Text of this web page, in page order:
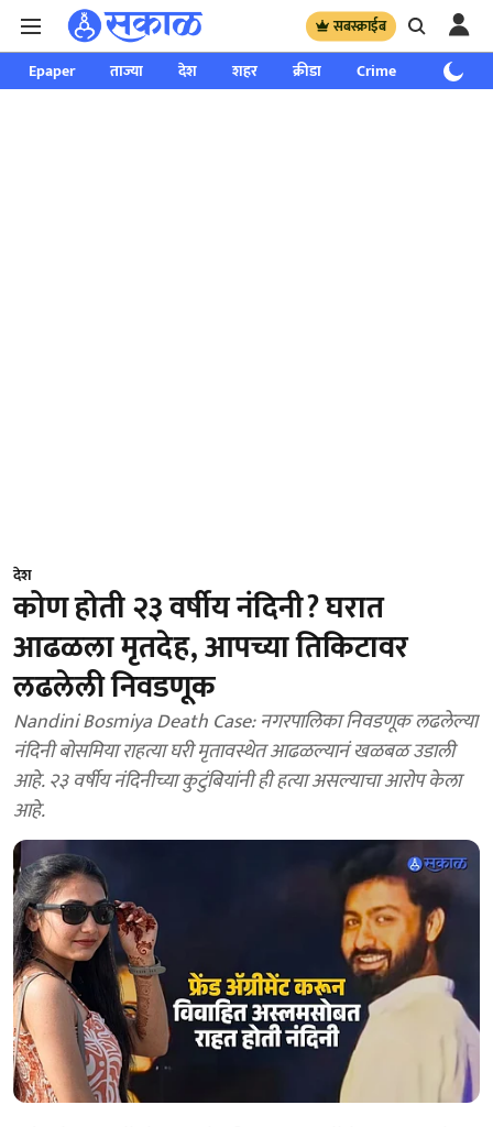
सबस्क्राईब
Epaper ताज्या देश शहर क्रीडा Crime साप्ताहिक
देश
कोण होती २३ वर्षीय नंदिनी? घरात
आढळला मृतदेह, आपच्या तिकिटावर
लढलेली निवडणूक
Nandini Bosmiya Death Case: नगरपालिका निवडणूक लढलेल्या
नंदिनी बोसमिया राहत्या घरी मृतावस्थेत आढळल्यानं खळबळ उडाली
आहे. २३ वर्षीय नंदिनीच्या कुटुंबियांनी ही हत्या असल्याचा आरोप केला
आहे.